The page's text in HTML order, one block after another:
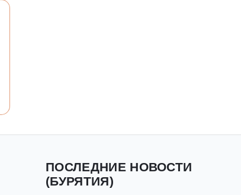
ПОСЛЕДНИЕ НОВОСТИ
(БУРЯТИЯ)